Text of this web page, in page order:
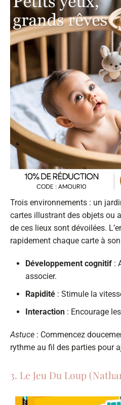
Trois environnements : un
cartes illustrant des objets ou
de ces lieux sont dévoilées.
rapidement chaque carte à
Développement cognitif :
associer.
Rapidité : Stimule la
Interaction : Encourage
Astuce : Commencez
rythme au fil des parties pour
3. Le Jeu Du Loup